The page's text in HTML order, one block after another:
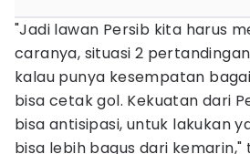
"Jadi lawan Persib kita harus
caranya, situasi 2
kalau punya kesempatan
bisa cetak gol. Kekuatan dari
bisa antisipasi, untuk lakukan
bisa lebih bagus dari kemarin,"